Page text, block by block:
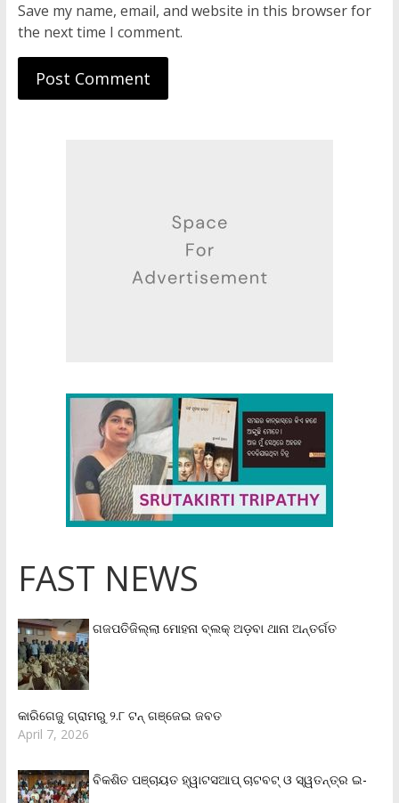
Save my name, email, and website in this browser for
the next time I comment.
FAST NEWS
ଗଜପତିଜିଲ୍ଲା ମୋହନା ବ୍ଲକ୍‌ ଅଡ଼ବା ଥାନା ଅନ୍ତର୍ଗତ
କାରିଗେଜୁ ଗ୍ରାମରୁ ୨.୮ ଟନ୍ ଗଞ୍ଜେଇ ଜବତ
April 7, 2026
ବିକଶିତ ପଞ୍ଚାୟତ ହ୍ୱାଟସଆପ୍ ଚାଟବଟ୍ ଓ ସ୍ୱତନ୍ତ୍ର ଇ-